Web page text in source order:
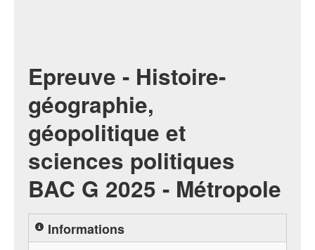
Epreuve - Histoire-
géographie,
géopolitique et
sciences politiques
BAC G 2025 - Métropole
Informations